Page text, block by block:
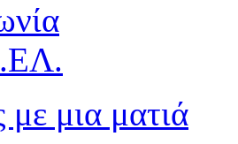
μια ματιά